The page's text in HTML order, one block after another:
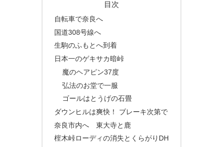
目次
自転車で奈良へ
国道308号線へ
生駒のふもとへ到着
日本一のゲキサカ暗峠
魔のヘアピン37度
弘法のお堂で一服
ゴールはとうげの石畳
ダウンヒルは爽快！ ブレーキ次第で
奈良市内へ 東大寺と鹿
榁木峠ローディの消失とくらがりDH